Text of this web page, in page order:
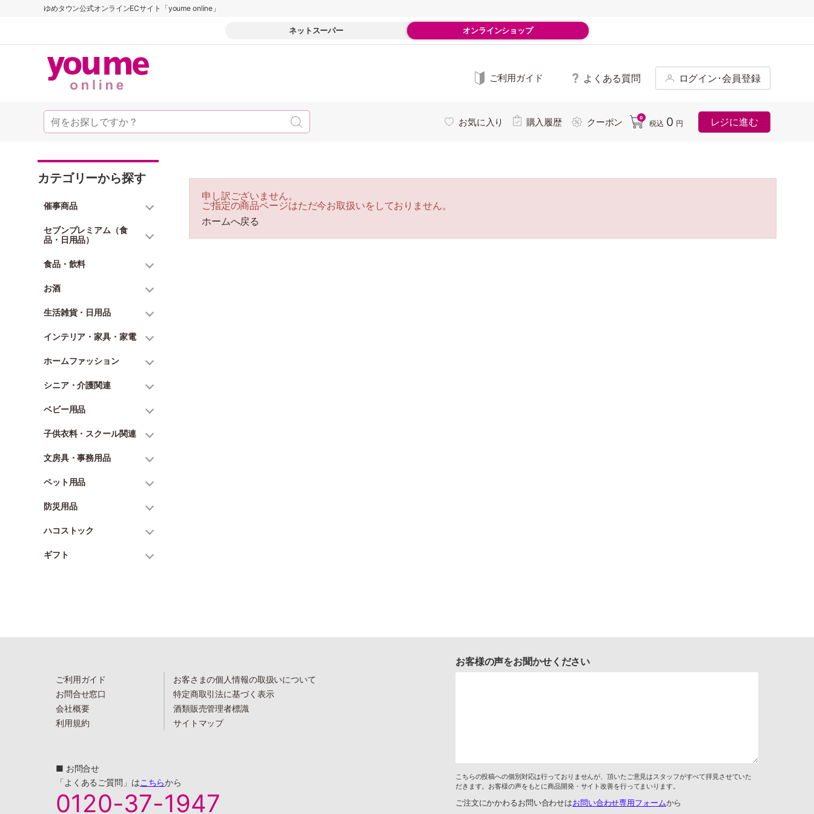
ゆめタウン公式オンラインECサイト「youme online」
ネットスーパー オンラインショップ
ご利用ガイド よくある質問 ログイン･会員登録
お気に入り 購入履歴 クーポン 0
税込 0 円 レジに進む
カテゴリーから探す
催事商品
セブンプレミアム（食
品・日用品）
食品・飲料
お酒
生活雑貨・日用品
インテリア・家具・家電
ホームファッション
シニア・介護関連
ベビー用品
子供衣料・スクール関連
文房具・事務用品
ペット用品
防災用品
ハコストック
ギフト
申し訳ございません。
ご指定の商品ページはただ今お取扱いをしておりません。
ホームへ戻る
ご利用ガイド
お問合せ窓口
会社概要
利用規約
お客さまの個人情報の取扱いについて
特定商取引法に基づく表示
酒類販売管理者標識
サイトマップ
■ お問合せ
「よくあるご質問」はこちらから
0120-37-1947
お客様の声をお聞かせください
こちらの投稿への個別対応は行っておりませんが、頂いたご意見はスタッフがすべて拝見させていた
だきます。お客様の声をもとに商品開発・サイト改善を行ってまいります。
ご注文にかかわるお問い合わせはお問い合わせ専用フォームから